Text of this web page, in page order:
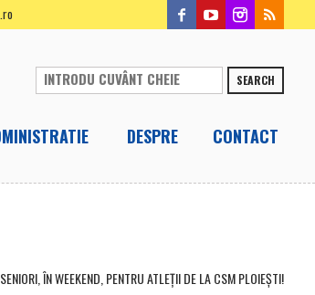
SEARCH
DESPRE CONTACT
ÎN WEEKEND, PENTRU ATLEŢII DE LA CSM PLOIEŞTI!